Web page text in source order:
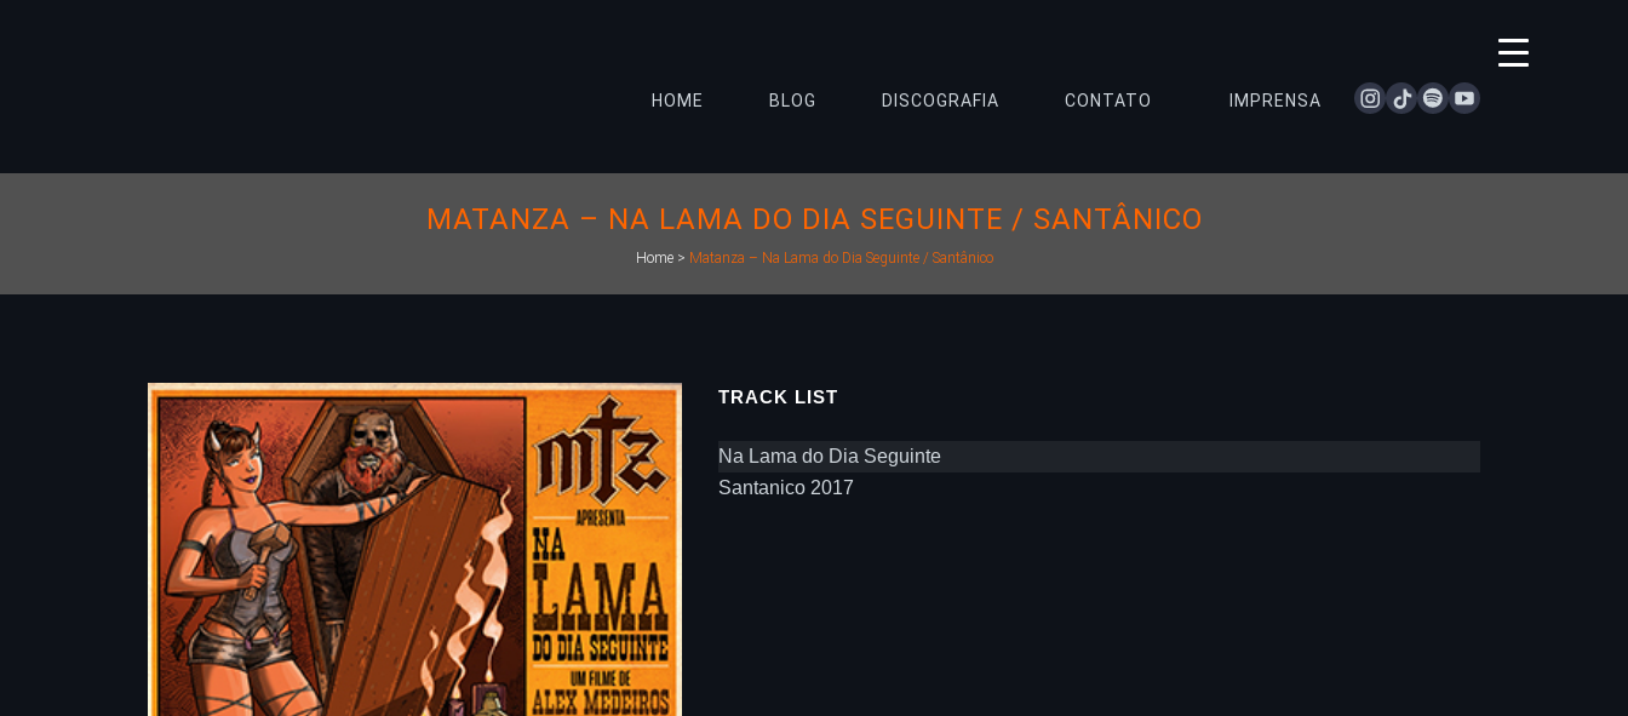
instagram
tiktokspotifyyoutube
HOME BLOG DISCOGRAFIA CONTATO IMPRENSA
MATANZA – NA LAMA DO DIA SEGUINTE / SANTÂNICO
Home> Matanza – Na Lama do Dia Seguinte / Santânico
TRACK LIST
Na Lama do Dia Seguinte
Santanico 2017